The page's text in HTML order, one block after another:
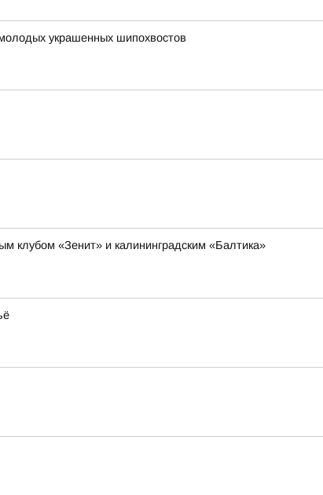
украшенных шипохвостов
клубом «Зенит» и калининградским «Балтика»